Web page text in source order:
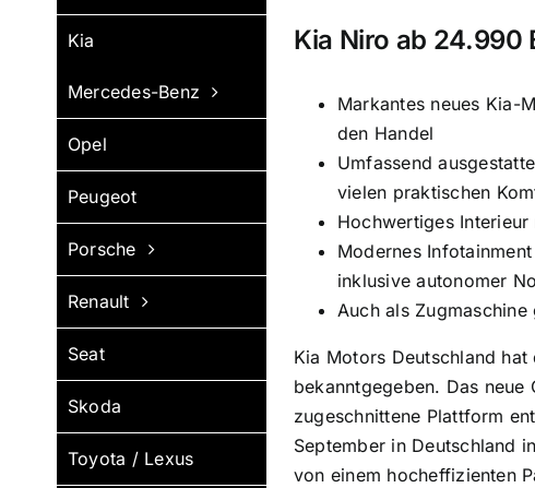
Kia
Mercedes-Benz
Opel
Peugeot
Porsche
Renault
Seat
Skoda
Toyota / Lexus
Kia Niro ab 24.990
Markantes neues Kia-
den Handel
Umfassend
vielen praktischen
Hochwertiges
Modernes
inklusive autonomer
Auch als
Kia Motors Deutschland
bekanntgegeben. Das
zugeschnittene Plattform
September in Deutschland
von einem hocheffizienten